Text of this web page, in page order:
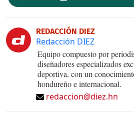
REDACCIÓN DIEZ
Redacción DIEZ
Equipo compuesto por
diseñadores especializados
deportiva, con un
hondureño e internacional.
redaccion@diez.hn